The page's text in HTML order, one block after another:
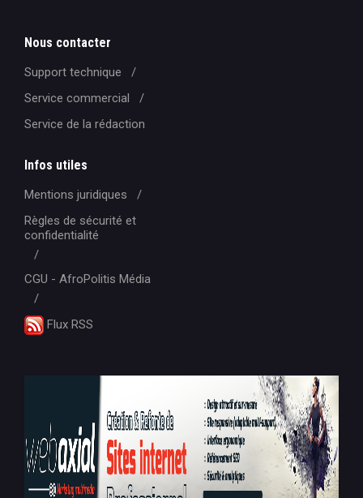
Nous contacter
Support technique
Service commercial
Service de la rédaction
Infos utiles
Mentions juridiques
Règles de sécurité et
confidentialité
CGU - AfroPolitis Média
Flux RSS